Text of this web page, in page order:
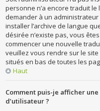
personne n’a encore traduit
demander à un administrateur
installer l’archive de langue
désirée n’existe pas, vous
commencer une nouvelle
veuillez vous rendre sur le
situés en bas de toutes les
Haut
Comment puis-je afficher
d’utilisateur ?